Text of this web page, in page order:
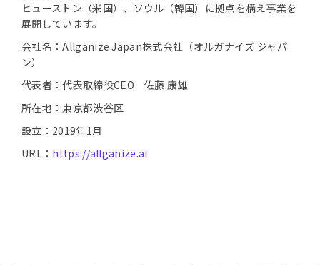
ヒューストン（米国）、ソウル（韓国）に拠点を構え事業を
展開しています。
会社名：Allganize Japan株式会社（オルガナイズ ジャパ
ン）
代表者：代表取締役CEO 佐藤 康雄
所在地：東京都渋谷区
設立：2019年1月
URL： https://allganize.ai